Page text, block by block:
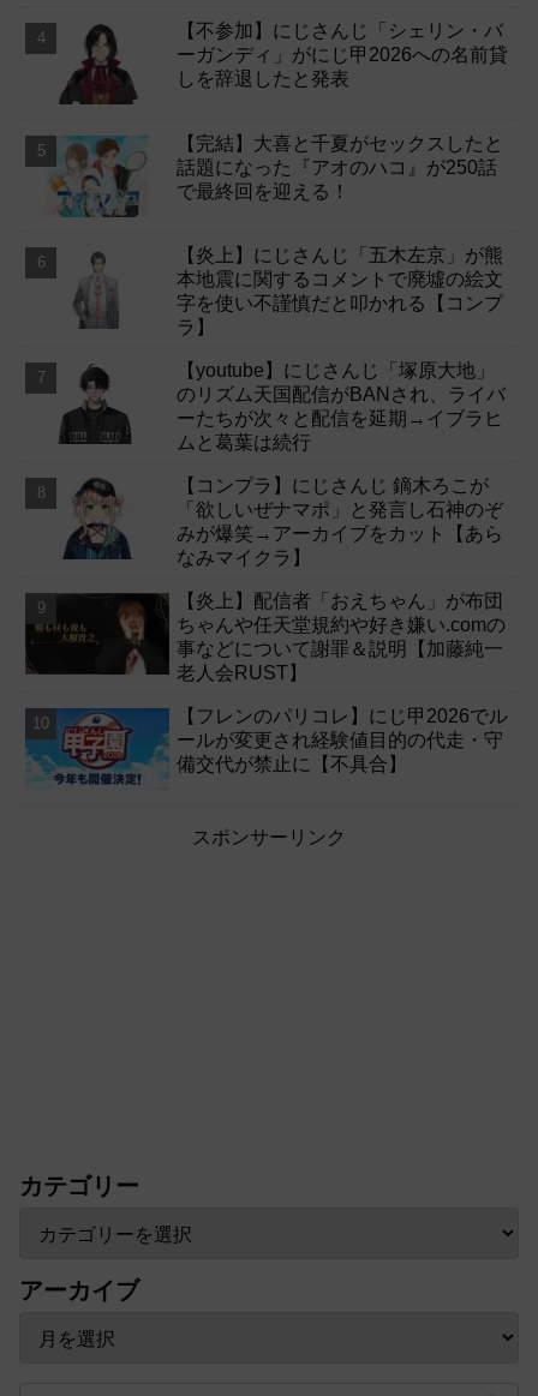
【不参加】にじさんじ「シェリン・バ
ーガンディ」がにじ甲2026への名前貸
しを辞退したと発表
【完結】大喜と千夏がセックスしたと
話題になった『アオのハコ』が250話
で最終回を迎える！
【炎上】にじさんじ「五木左京」が熊
本地震に関するコメントで廃墟の絵文
字を使い不謹慎だと叩かれる【コンプ
ラ】
【youtube】にじさんじ「塚原大地」
のリズム天国配信がBANされ、ライバ
ーたちが次々と配信を延期→イブラヒ
ムと葛葉は続行
【コンプラ】にじさんじ 鏑木ろこが
「欲しいぜナマポ」と発言し石神のぞ
みが爆笑→アーカイブをカット【あら
なみマイクラ】
【炎上】配信者「おえちゃん」が布団
ちゃんや任天堂規約や好き嫌い.comの
事などについて謝罪＆説明【加藤純一
老人会RUST】
【フレンのパリコレ】にじ甲2026でル
ールが変更され経験値目的の代走・守
備交代が禁止に【不具合】
スポンサーリンク
カテゴリー
アーカイブ